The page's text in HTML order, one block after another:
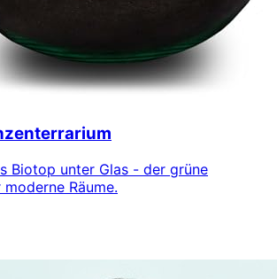
Biotop unter Glas - der grüne
Räume.